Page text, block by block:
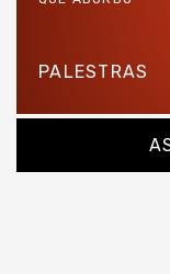
PALESTRAS